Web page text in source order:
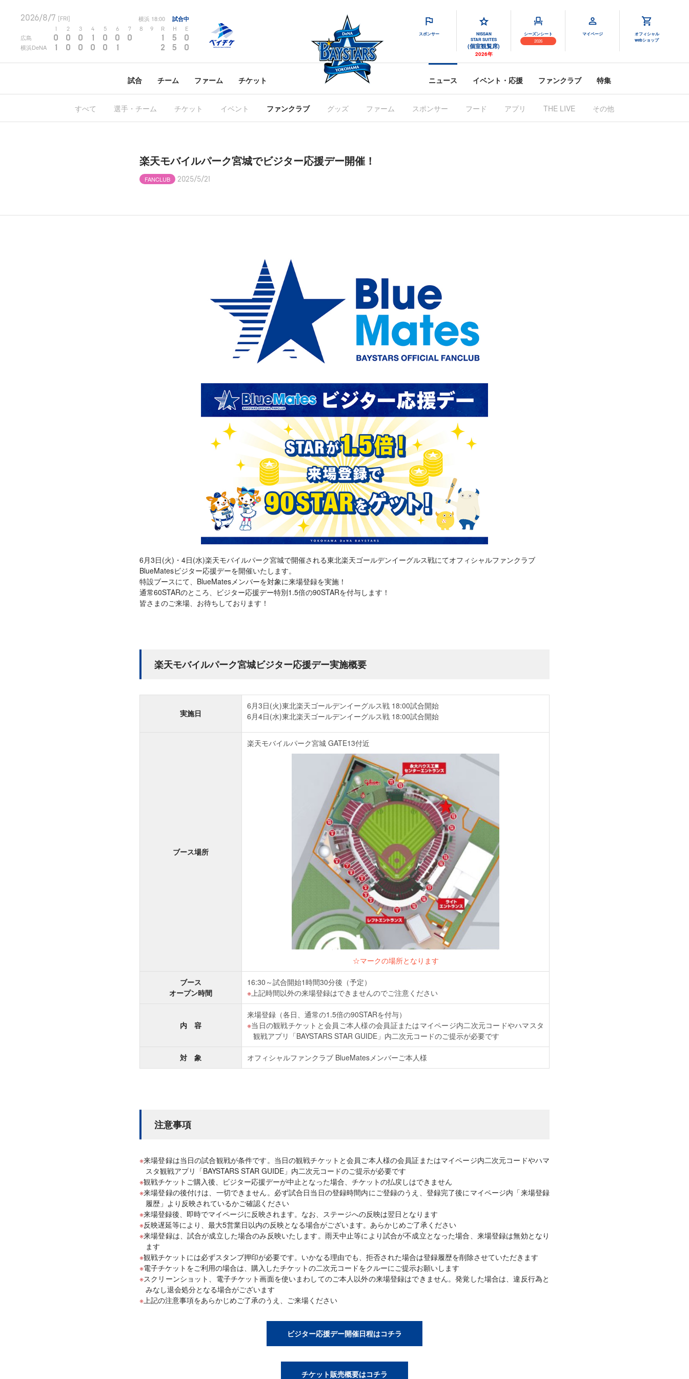
2026/8/7 [FRI] 横浜 18:00 試合中
2 3 4 5 6 7 8 9 R H E
広島 0 0 0 1 0 0 0 1 5 0
横浜DeNA 1 0 0 0 0 1 2 5 0
スポンサー
NISSAN
STAR SUITES
(個室観覧席)
2026年
シーズンシート
2026
マイページ
オフィシャル
webショップ
試合 チーム ファーム チケット ニュース イベント・応援 ファンクラブ 特集
すべて 選手・チーム チケット イベント ファンクラブ グッズ ファーム スポンサー フード アプリ THE LIVE その他
楽天モバイルパーク宮城でビジター応援デー開催！
FANCLUB 2025/5/21
6月3日(火)・4日(水)楽天モバイルパーク宮城で開催される東北楽天ゴールデンイーグルス戦にてオフィシャルファンクラブ
BlueMatesビジター応援デーを開催いたします。
特設ブースにて、BlueMatesメンバーを対象に来場登録を実施！
通常60STARのところ、ビジター応援デー特別1.5倍の90STARを付与します！
皆さまのご来場、お待ちしております！
楽天モバイルパーク宮城ビジター応援デー実施概要
実施日
6月3日(火)東北楽天ゴールデンイーグルス戦 18:00試合開始
6月4日(水)東北楽天ゴールデンイーグルス戦 18:00試合開始
ブース場所
楽天モバイルパーク宮城 GATE13付近
☆マークの場所となります
ブース
オープン時間
16:30～試合開始1時間30分後（予定）
上記時間以外の来場登録はできませんのでご注意ください
内 容
来場登録（各日、通常の1.5倍の90STARを付与）
当日の観戦チケットと会員ご本人様の会員証またはマイページ内二次元コードやハマスタ
観戦アプリ「BAYSTARS STAR GUIDE」内二次元コードのご提示が必要です
対 象 オフィシャルファンクラブ BlueMatesメンバーご本人様
注意事項
来場登録は当日の試合観戦が条件です。当日の観戦チケットと会員ご本人様の会員証またはマイページ内二次元コードやハマ
スタ観戦アプリ「BAYSTARS STAR GUIDE」内二次元コードのご提示が必要です
観戦チケットご購入後、ビジター応援デーが中止となった場合、チケットの払戻しはできません
来場登録の後付けは、一切できません。必ず試合日当日の登録時間内にご登録のうえ、登録完了後にマイページ内「来場登録
履歴」より反映されているかご確認ください
来場登録後、即時でマイページに反映されます。なお、ステージへの反映は翌日となります
反映遅延等により、最大5営業日以内の反映となる場合がございます。あらかじめご了承ください
来場登録は、試合が成立した場合のみ反映いたします。雨天中止等により試合が不成立となった場合、来場登録は無効となり
ます
観戦チケットには必ずスタンプ押印が必要です。いかなる理由でも、拒否された場合は登録履歴を削除させていただきます
電子チケットをご利用の場合は、購入したチケットの二次元コードをクルーにご提示お願いします
スクリーンショット、電子チケット画面を使いまわしてのご本人以外の来場登録はできません。発覚した場合は、違反行為と
みなし退会処分となる場合がございます
上記の注意事項をあらかじめご了承のうえ、ご来場ください
ビジター応援デー開催日程はコチラ
チケット販売概要はコチラ